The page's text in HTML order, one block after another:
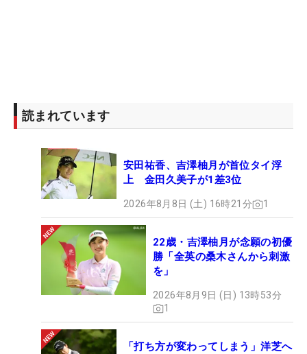
読まれています
安田祐香、吉澤柚月が首位タイ浮
上 金田久美子が1差3位
2026年8月8日 (土) 16時21分 1
22歳・吉澤柚月が念願の初優
勝「全英の桑木さんから刺激
を」
2026年8月9日 (日) 13時53分
1
「打ち方が変わってしまう」洋芝へ